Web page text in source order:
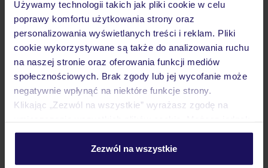
Używamy technologii takich jak pliki cookie w celu
poprawy komfortu użytkowania strony oraz
personalizowania wyświetlanych treści i reklam. Pliki
cookie wykorzystywane są także do analizowania ruchu
na naszej stronie oraz oferowania funkcji mediów
społecznościowych. Brak zgody lub jej wycofanie może
negatywnie wpłynąć na niektóre funkcje strony.
Klikając „Zezwól na wszystkie” wyrażasz zgodę na
personalizować swój wybór wchodząc w zakładkę
Szczegółowe informacje o plikach cookie znajdziesz
Zezwól na wszystkie
Wyżywienie
Atrakcje
Ważne informacje
Często zadawane pytania